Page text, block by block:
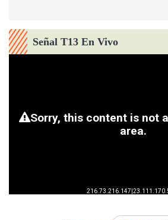
Señal T13 En Vivo